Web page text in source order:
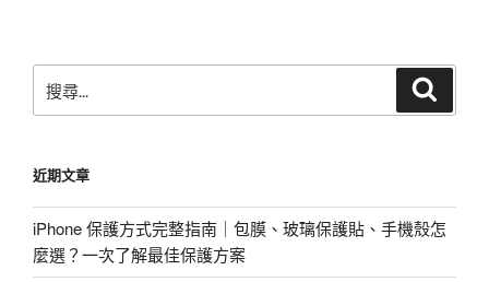
尋
字:
近期文章
iPhone 保護方式完整指南｜包膜、玻璃保護貼、手機殼怎
麼選？一次了解最佳保護方案